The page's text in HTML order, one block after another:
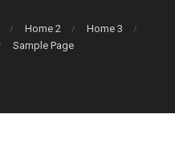
Home 2
Home 3
Sample Page